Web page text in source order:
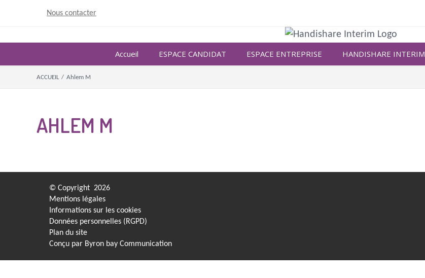
Nous contacter
Accueil ESPACE CANDIDAT ESPACE ENTREPRISE HANDISHARE INTERIM
ACCUEIL / Ahlem M
AHLEM M
© Copyright 2026
Mentions légales
Informations sur les cookies
Données personnelles (RGPD)
Plan du site
Conçu par Byron bay Communication